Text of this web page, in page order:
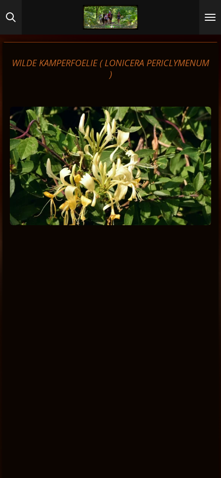
direct
naar
WILDE KAMPERFOELIE (LONICERA PERICLYMENUM
)